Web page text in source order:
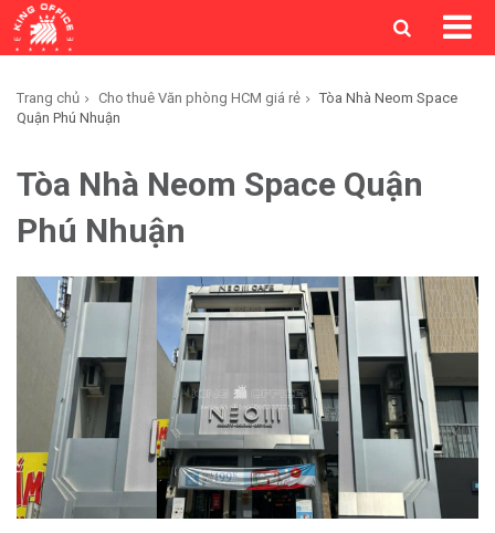
Trang chủ Cho thuê Văn phòng HCM giá rẻ
Tòa Nhà Neom Space
Quận Phú Nhuận
Tòa Nhà Neom Space Quận
Phú Nhuận